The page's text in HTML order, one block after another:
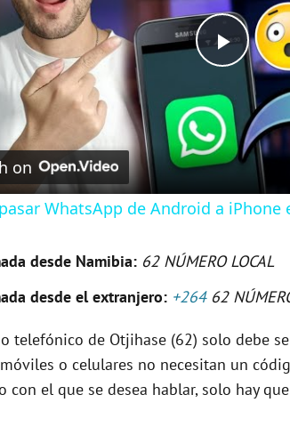
P
l
a
i
d
on
WhatsApp de Android a iPhone
desde Namibia: 62 NÚMERO LOCAL
desde el extranjero: +26462
telefónico de Otjihase (62) solo debe
o celulares no necesitan un
con el que se desea hablar, solo hay